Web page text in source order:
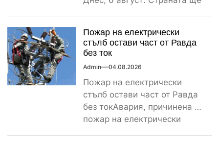
Пожар на електрически
стълб остави част от Равда
без ток
Admin 04.08.2026
Пожар на електрически
стълб остави част от Равда
без токАвария, причинена от
пожар на електрически